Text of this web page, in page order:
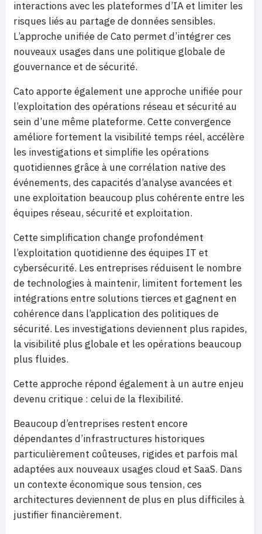
interactions avec les plateformes d’IA et limiter les
risques liés au partage de données sensibles.
L’approche unifiée de Cato permet d’intégrer ces
nouveaux usages dans une politique globale de
gouvernance et de sécurité.
Cato apporte également une approche unifiée pour
l’exploitation des opérations réseau et sécurité au
sein d’une même plateforme. Cette convergence
améliore fortement la visibilité temps réel, accélère
les investigations et simplifie les opérations
quotidiennes grâce à une corrélation native des
événements, des capacités d’analyse avancées et
une exploitation beaucoup plus cohérente entre les
équipes réseau, sécurité et exploitation.
Cette simplification change profondément
l’exploitation quotidienne des équipes IT et
cybersécurité. Les entreprises réduisent le nombre
de technologies à maintenir, limitent fortement les
intégrations entre solutions tierces et gagnent en
cohérence dans l’application des politiques de
sécurité. Les investigations deviennent plus rapides,
la visibilité plus globale et les opérations beaucoup
plus fluides.
Cette approche répond également à un autre enjeu
devenu critique : celui de la flexibilité.
Beaucoup d’entreprises restent encore
dépendantes d’infrastructures historiques
particulièrement coûteuses, rigides et parfois mal
adaptées aux nouveaux usages cloud et SaaS. Dans
un contexte économique sous tension, ces
architectures deviennent de plus en plus difficiles à
justifier financièrement.